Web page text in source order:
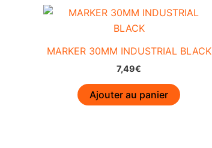
MARKER 30MM INDUSTRIAL BLACK
7,49€
Ajouter au panier